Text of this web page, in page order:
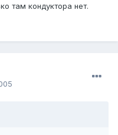
там кондуктора нет.